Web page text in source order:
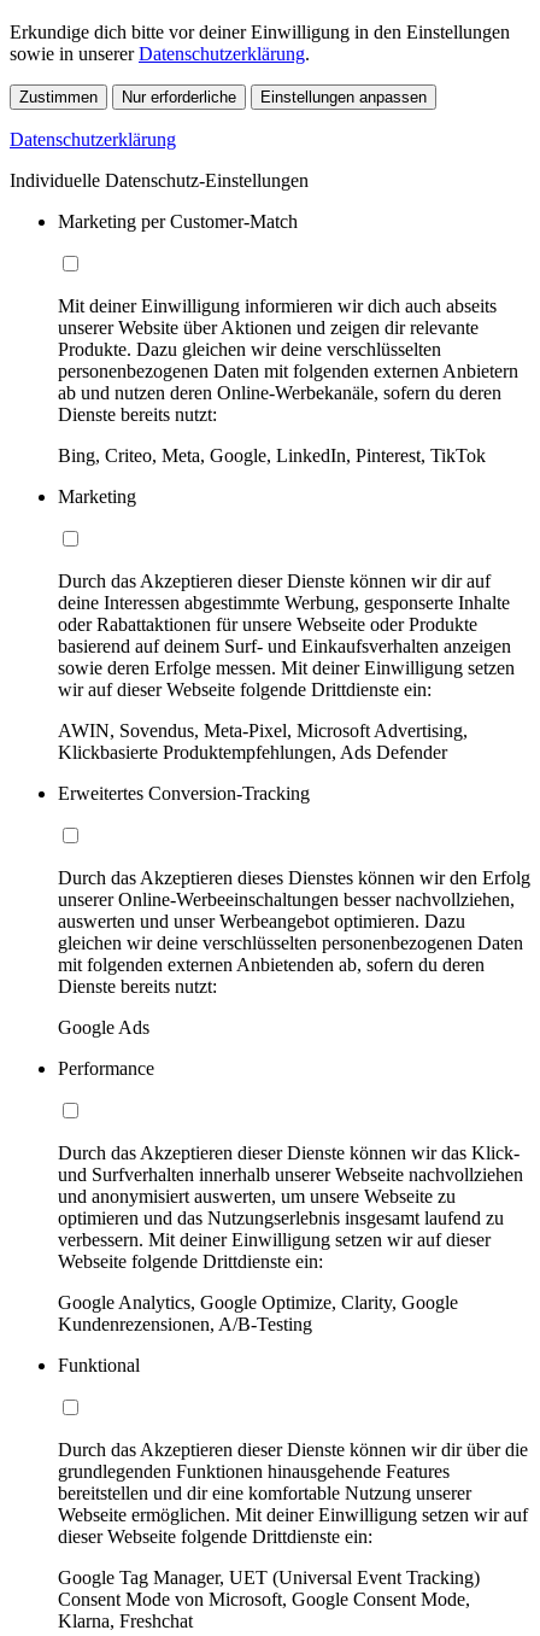
Erkundige dich bitte vor deiner Einwilligung in den Einstellungen
sowie in unsererDatenschutzerklärung.
Zustimmen Nur erforderliche Einstellungen anpassen
Datenschutzerklärung
Individuelle Datenschutz-Einstellungen
Marketing per Customer-Match
Mit deiner Einwilligung informieren wir dich auch abseits
unserer Website über Aktionen und zeigen dir relevante
Produkte. Dazu gleichen wir deine verschlüsselten
personenbezogenen Daten mit folgenden externen Anbietern
ab und nutzen deren Online-Werbekanäle, sofern du deren
Dienste bereits nutzt:
Bing, Criteo, Meta, Google, LinkedIn, Pinterest, TikTok
Marketing
Durch das Akzeptieren dieser Dienste können wir dir auf
deine Interessen abgestimmte Werbung, gesponserte Inhalte
oder Rabattaktionen für unsere Webseite oder Produkte
basierend auf deinem Surf- und Einkaufsverhalten anzeigen
sowie deren Erfolge messen. Mit deiner Einwilligung setzen
wir auf dieser Webseite folgende Drittdienste ein:
AWIN, Sovendus, Meta-Pixel, Microsoft Advertising,
Klickbasierte Produktempfehlungen, Ads Defender
Erweitertes Conversion-Tracking
Durch das Akzeptieren dieses Dienstes können wir den Erfolg
unserer Online-Werbeeinschaltungen besser nachvollziehen,
auswerten und unser Werbeangebot optimieren. Dazu
gleichen wir deine verschlüsselten personenbezogenen Daten
mit folgenden externen Anbietenden ab, sofern du deren
Dienste bereits nutzt:
Google Ads
Performance
Durch das Akzeptieren dieser Dienste können wir das Klick-
und Surfverhalten innerhalb unserer Webseite nachvollziehen
und anonymisiert auswerten, um unsere Webseite zu
optimieren und das Nutzungserlebnis insgesamt laufend zu
verbessern. Mit deiner Einwilligung setzen wir auf dieser
Webseite folgende Drittdienste ein:
Google Analytics, Google Optimize, Clarity, Google
Kundenrezensionen, A/B-Testing
Funktional
Durch das Akzeptieren dieser Dienste können wir dir über die
grundlegenden Funktionen hinausgehende Features
bereitstellen und dir eine komfortable Nutzung unserer
Webseite ermöglichen. Mit deiner Einwilligung setzen wir auf
dieser Webseite folgende Drittdienste ein:
Google Tag Manager, UET (Universal Event Tracking)
Consent Mode von Microsoft, Google Consent Mode,
Klarna, Freshchat